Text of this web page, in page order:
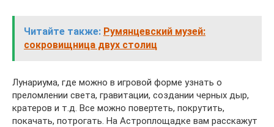
Читайте также: Румянцевский музей:
сокровищница двух столиц
Лунариума, где можно в игровой форме узнать о
преломлении света, гравитации, создании черных дыр,
кратеров и т.д. Все можно повертеть, покрутить,
покачать, потрогать. На Астроплощадке вам расскажут